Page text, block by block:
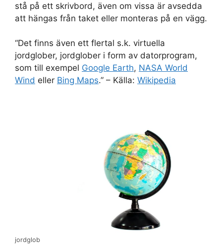
stå på ett skrivbord, även om vissa är avsedda
att hängas från taket eller monteras på en vägg.
“Det finns även ett flertal s.k. virtuella
jordglober, jordglober i form av datorprogram,
som till exempel Google Earth, NASA World
Wind eller Bing Maps.” – Källa: Wikipedia
jordglob